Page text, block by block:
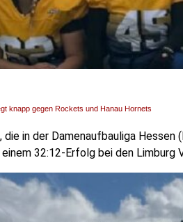
knapp gegen Rockets und Hanau Hornets
die in der Damenaufbauliga
32:12-Erfolg bei den Limburg